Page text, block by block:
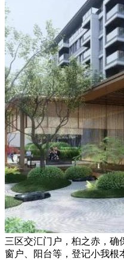
三区交汇门户，桕之赤，确
窗户、阳台等，登记小我根